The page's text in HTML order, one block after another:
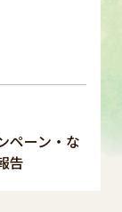
ペーン・な
告